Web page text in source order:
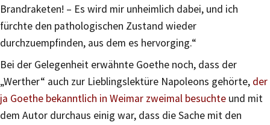
Brandraketen! – Es wird mir unheimlich dabei, und ich
fürchte den pathologischen Zustand wieder
durchzuempfinden, aus dem es hervorging.“
Bei der Gelegenheit erwähnte Goethe noch, dass der
„Werther“ auch zur Lieblingslektüre Napoleons gehörte, der
ja Goethe bekanntlich in Weimar zweimal besuchte und mit
dem Autor durchaus einig war, dass die Sache mit den